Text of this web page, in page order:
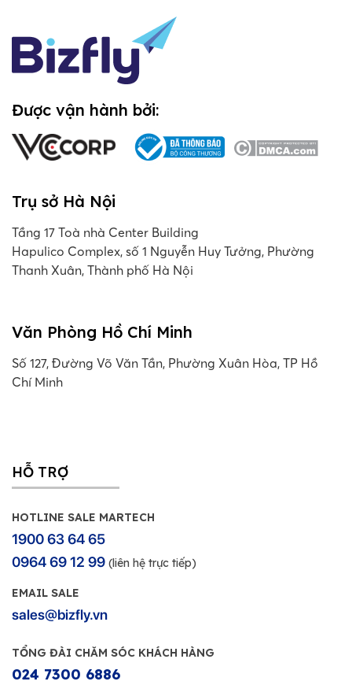
Được vận hành bởi:
Trụ sở Hà Nội
Tầng 17 Toà nhà Center Building
Hapulico Complex, số 1 Nguyễn Huy Tưởng, Phường
Thanh Xuân, Thành phố Hà Nội
Văn Phòng Hồ Chí Minh
Số 127, Đường Võ Văn Tần, Phường Xuân Hòa, TP Hồ
Chí Minh
HỖ TRỢ
HOTLINE SALE MARTECH
1900 63 64 65
0964 69 12 99 (liên hệ trực tiếp)
EMAIL SALE
sales@bizfly.vn
TỔNG ĐÀI CHĂM SÓC KHÁCH HÀNG
024 7300 6886